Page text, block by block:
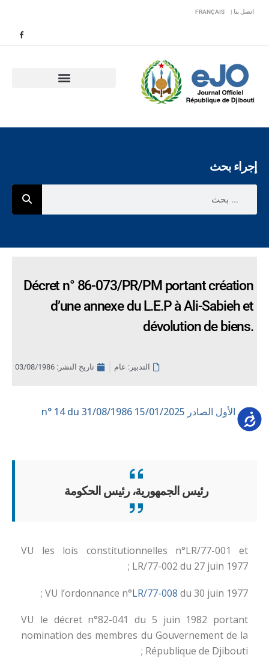
اتصل بنا | FRANÇAIS
إجراء بحث
Décret n° 86-073/PR/PM portant création
d’une annexe du L.E.P à Ali-Sabieh et
dévolution de biens.
التدبير: عام تاريخ النشر: 03/08/1986
العدد الأول الصادر 15/01/2025
رئيس الجمهورية، رئيس الحكومة
VU les lois constitutionnelles n°LR/77-001 et
LR/77-002 du 27 juin 1977 ;
VU l’ordonnance n°LR/77-008 du 30 juin 1977 ;
VU le décret n°82-041 du 5 juin 1982 portant
nomination des membres du Gouvernement de la
République de Djibouti ;